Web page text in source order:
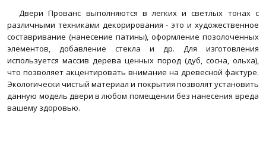
Двери Прованс выполняются в легких и светлых тонах с
различными техниками декорирования - это и художественное
составривание (нанесение патины), оформление позолоченных
элементов, добавление стекла и др. Для изготовления
используется массив дерева ценных пород (дуб, сосна, ольха),
что позволяет акцентировать внимание на древесной фактуре.
Экологически чистый материал и покрытия позволят установить
данную модель двери в любом помещении без нанесения вреда
вашему здоровью.